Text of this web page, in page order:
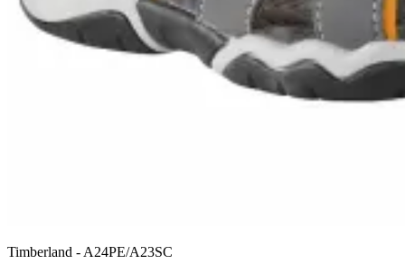
Timberland - A24PE/A23SC